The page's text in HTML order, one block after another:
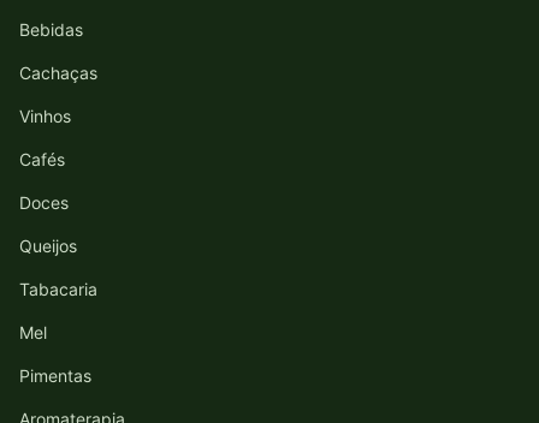
Bebidas
Cachaças
Vinhos
Cafés
Doces
Queijos
Tabacaria
Mel
Pimentas